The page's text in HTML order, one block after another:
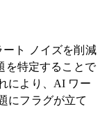
ート ノイズを削減
を特定することで
により、AI ワー
にフラグが立て